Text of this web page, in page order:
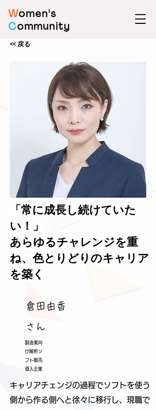
Women's
Community
<< 戻る
「常に成長し続けていた
い！」
あらゆるチャレンジを重
ね、色とりどりのキャリア
を築く
倉田由香
さん
製造業向
け解析ソ
フト販売
導入企業
キャリアチェンジの過程でソフトを使う
側から作る側へと徐々に移行し、現職で